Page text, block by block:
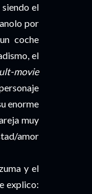
el
por
coche
el
movie
enorme
muy
amor
y el
explico: